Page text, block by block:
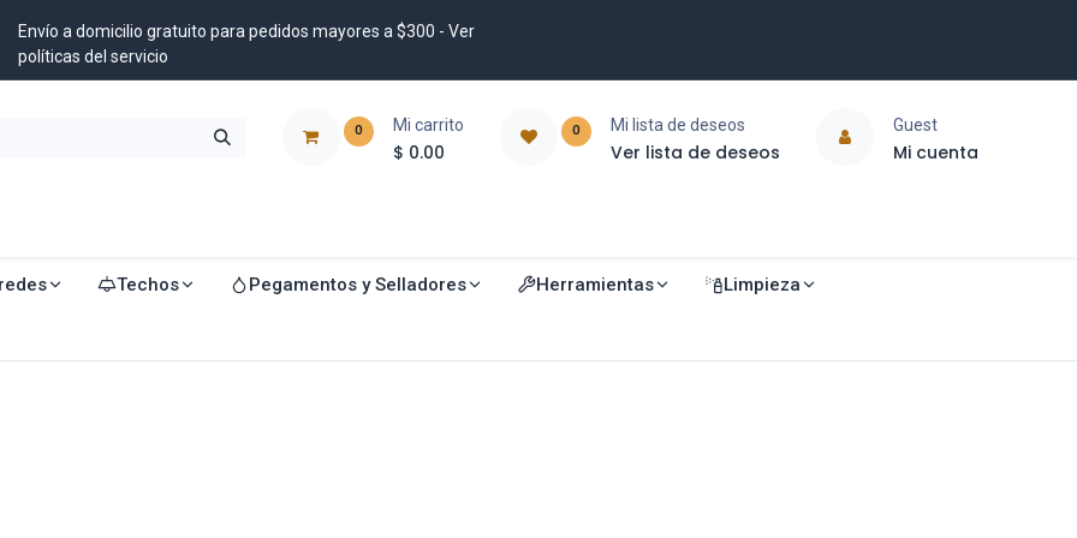
Envío a domicilio gratuito para pedidos mayores a $300 - Ver
políticas del servicio
0 Mi carrito
$ 0.00
0 Mi lista de deseos
Ver lista de deseos
Guest
Mi cuenta
Techos Pegamentos y Selladores Herramientas Limpieza